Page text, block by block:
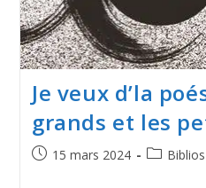
Je veux d’la
grands et les
15 mars 2024 Biblios